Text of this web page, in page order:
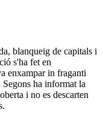
blanqueig de capitals i
s'ha fet en
enxampar in fraganti
Segons ha informat la
i no es descarten